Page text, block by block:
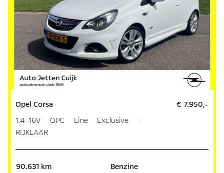
Opel Corsa
1.4-16V OPC Line Exclusive -
RIJKLAAR
€ 7.950,-
90.631 km
Benzine